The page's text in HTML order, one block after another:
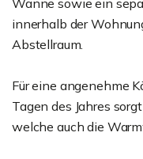
Wanne sowie ein
innerhalb der
Abstellraum.
Für eine angenehme
Tagen des Jahres
welche auch die